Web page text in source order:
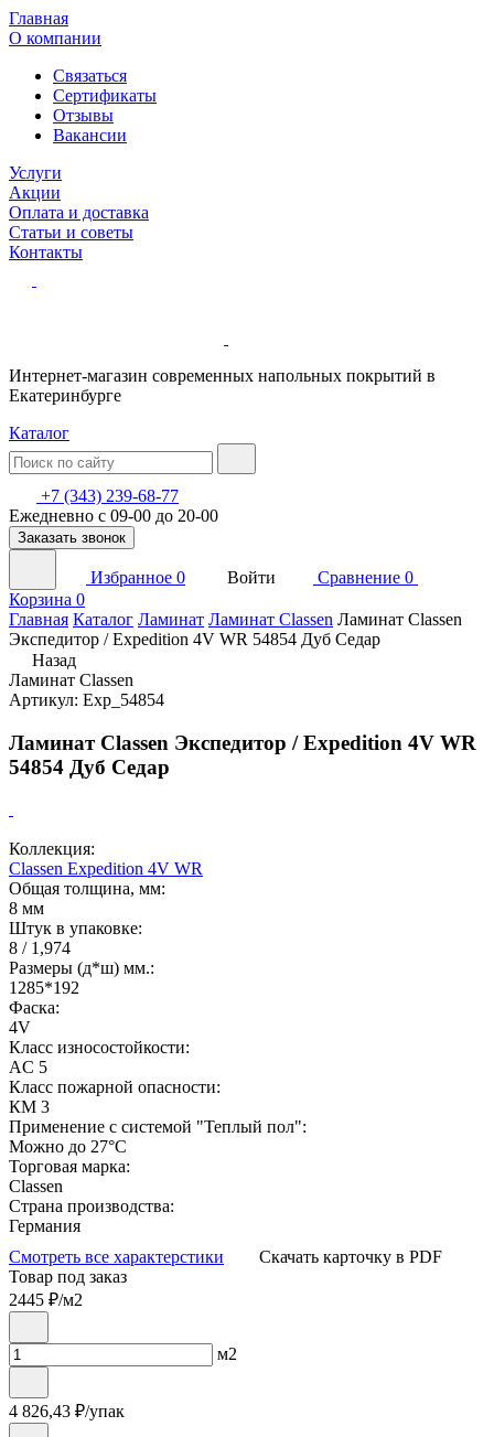
Главная
О компании
Связаться
Сертификаты
Отзывы
Вакансии
Услуги
Акции
Оплата и доставка
Статьи и советы
Контакты
Интернет-магазин современных напольных покрытий в
Екатеринбурге
Каталог
+7 (343) 239-68-77
Ежедневно с 09-00 до 20-00
Заказать звонок
Избранное 0 Войти Сравнение 0
Корзина 0
Главная Каталог Ламинат Ламинат Classen Ламинат Classen
Экспедитор / Expedition 4V WR 54854 Дуб Седар
Назад
Ламинат Classen
Артикул: Exp_54854
Ламинат Classen Экспедитор / Expedition 4V WR
54854 Дуб Седар
Коллекция:
Classen Expedition 4V WR
Общая толщина, мм:
8 мм
Штук в упаковке:
8 / 1,974
Размеры (д*ш) мм.:
1285*192
Фаска:
4V
Класс износостойкости:
AC 5
Класс пожарной опасности:
КМ 3
Применение с системой "Теплый пол":
Можно до 27°С
Торговая марка:
Classen
Страна производства:
Германия
Смотреть все характерстики
Скачать карточку в PDF
Товар под заказ
2445 ₽/м2
м2
4 826,43 ₽/упак